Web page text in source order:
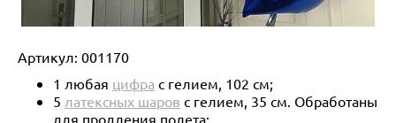
Артикул: 001170
1 любая цифра с гелием, 102 см;
5 латексных шаров с гелием, 35 см. Обработаны
для продления полета;